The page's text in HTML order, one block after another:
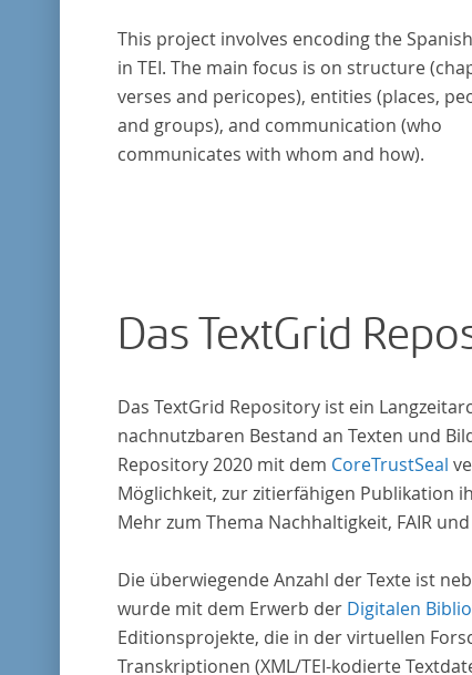
This project involves encoding the
in TEI. The main focus is on structure
verses and pericopes), entities (places,
and groups), and communication (who
communicates with whom and how).
Das TextGrid
Das TextGrid Repository ist ein
nachnutzbaren Bestand an Texten und
Repository 2020 mit dem CoreTrustSeal
Möglichkeit, zur zitierfähigen Publikation
Mehr zum Thema Nachhaltigkeit, FAIR
Die überwiegende Anzahl der Texte ist
wurde mit dem Erwerb der Digitalen
Editionsprojekte, die in der virtuellen
Transkriptionen (XML/TEI-kodierte